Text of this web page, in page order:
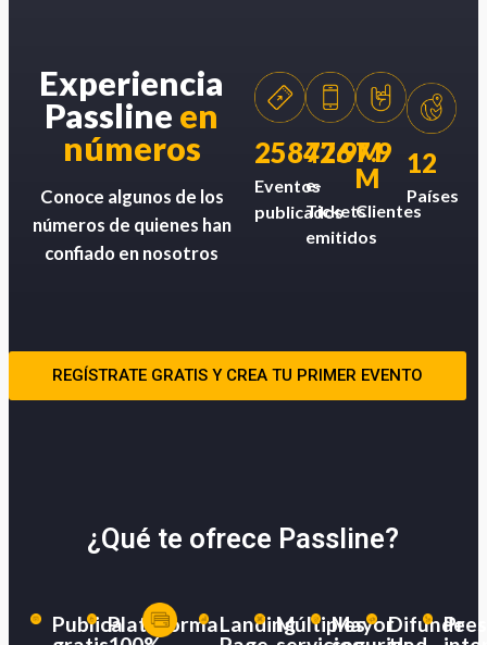
Experiencia
Passline en
números
Conoce algunos de los
números de quienes han
confiado en nosotros
258426
Eventos
publicados
77.9M
e-
Tickets
emitidos
7.9
M
Clientes
12
Países
REGÍSTRATE GRATIS Y CREA TU PRIMER EVENTO
¿Qué te ofrece Passline?
PublicaPlataformaLandingMúltiplesMayorDifunde